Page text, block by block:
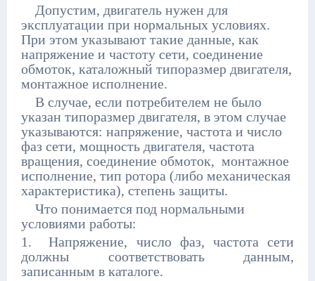
Допустим, двигатель нужен для
эксплуатации при нормальных условиях.
При этом указывают такие данные, как
напряжение и частоту сети, соединение
обмоток, каталожный типоразмер двигателя,
монтажное исполнение.
В случае, если потребителем не было
указан типоразмер двигателя, в этом случае
указываются: напряжение, частота и число
фаз сети, мощность двигателя, частота
вращения, соединение обмоток, монтажное
исполнение, тип ротора (либо механическая
характеристика), степень защиты.
Что понимается под нормальными
условиями работы:
1. Напряжение, число фаз, частота сети
должны соответствовать данным,
записанным в каталоге.